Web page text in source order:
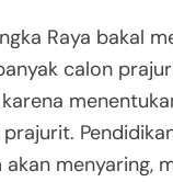
Raya bakal
calon
menyaring,